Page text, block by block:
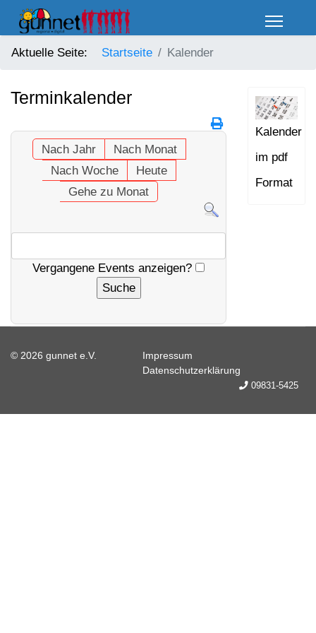
Aktuelle Seite: Startseite Kalender
Terminkalender
Nach Jahr
Nach Monat
Nach Woche
Heute
Gehe zu Monat
Vergangene Events anzeigen?
Kalender
im pdf
Format
© 2026 gunnet e.V.
Impressum
Datenschutzerklärung
09831-5425